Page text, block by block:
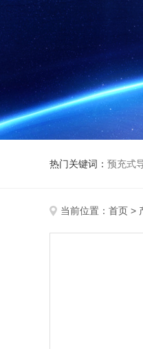
热门关键词： 预充式
当前位置： 首页 >